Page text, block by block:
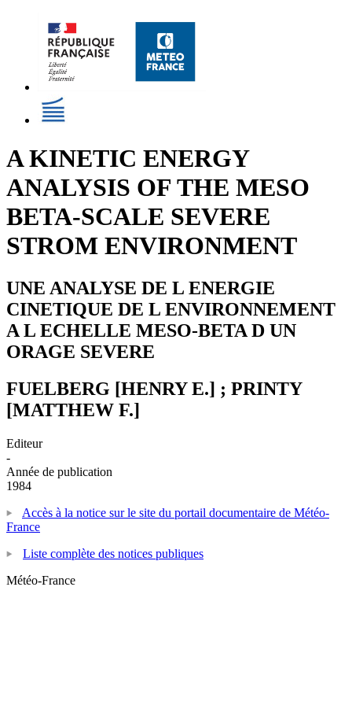
A KINETIC ENERGY
ANALYSIS OF THE MESO
BETA-SCALE SEVERE
STROM ENVIRONMENT
UNE ANALYSE DE L ENERGIE
CINETIQUE DE L ENVIRONNEMENT
A L ECHELLE MESO-BETA D UN
ORAGE SEVERE
FUELBERG [HENRY E.] ; PRINTY
[MATTHEW F.]
Editeur
-
Année de publication
1984
Accès à la notice sur le site du portail documentaire de Météo-
France
Liste complète des notices publiques
Météo-France